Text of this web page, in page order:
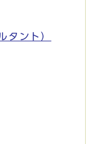
タント）